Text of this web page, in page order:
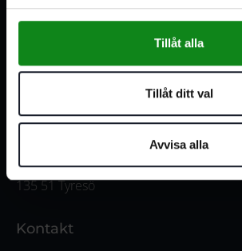
Tillåt alla
Tillåt ditt val
Avvisa alla
Våra öppettider
Fredag:
Adress
Vendelsövägen 35
135 51 Tyresö
Kontakt